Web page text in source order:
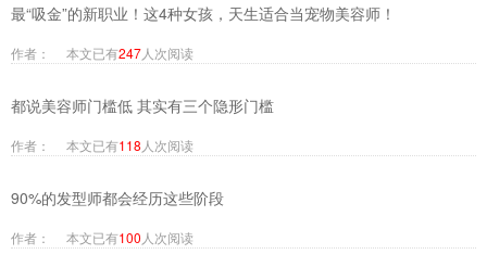
最“吸金”的新职业！这4种女孩，天生适合当宠物美容师！
作者： 本文已有247人次阅读
都说美容师门槛低 其实有三个隐形门槛
作者： 本文已有118 人次阅读
90%的发型师都会经历这些阶段
作者： 本文已有100 人次阅读